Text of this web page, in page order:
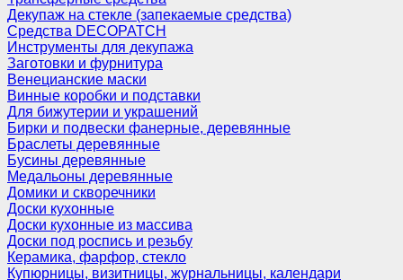
Декупаж на стекле (запекаемые средства)
Средства DECOPATCH
Инструменты для декупажа
Заготовки и фурнитура
Венецианские маски
Винные коробки и подставки
Для бижутерии и украшений
Бирки и подвески фанерные, деревянные
Браслеты деревянные
Бусины деревянные
Медальоны деревянные
Домики и скворечники
Доски кухонные
Доски кухонные из массива
Доски под роспись и резьбу
Керамика, фарфор, стекло
Купюрницы, визитницы, журнальницы, календари